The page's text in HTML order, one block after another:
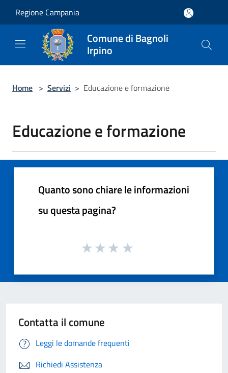
Regione Campania
Comune di Bagnoli
Irpino
Home > Servizi > Educazione e formazione
Educazione e formazione
Quanto sono chiare le informazioni
su questa pagina?
Contatta il comune
Leggi le domande frequenti
Richiedi Assistenza